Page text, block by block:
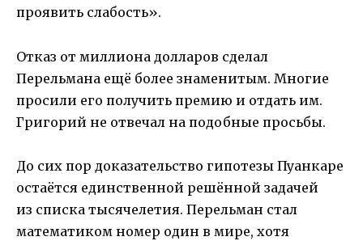
проявить слабость».
Отказ от миллиона долларов сделал
Перельмана ещё более знаменитым. Многие
просили его получить премию и отдать им.
Григорий не отвечал на подобные просьбы.
До сих пор доказательство гипотезы Пуанкаре
остаётся единственной решённой задачей
из списка тысячелетия. Перельман стал
математиком номер один в мире, хотя